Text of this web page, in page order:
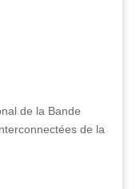
de la Bande
de la